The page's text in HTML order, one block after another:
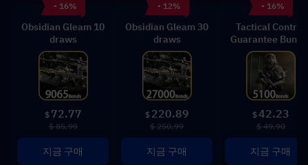
- 16%
Obsidian Gleam 10
draws
$ 72.77
$ 85.99
지금 구매
- 12%
Obsidian Gleam 30
draws
$ 220.89
$ 250.99
지금 구매
- 16%
Tactical Control
Guarantee
$42.23
$ 49.90
지금 구매